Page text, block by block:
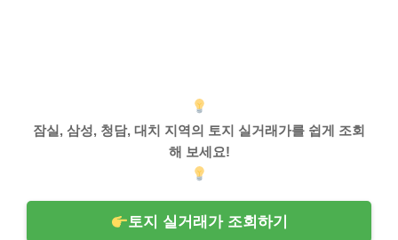
잠실, 삼성, 청담, 대치 지역의 토지 실거래가를 쉽게 조회
해 보세요!
토지 실거래가 조회하기